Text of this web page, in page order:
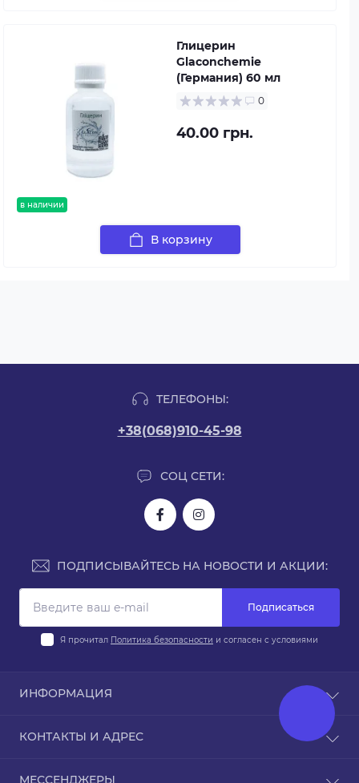
в наличии
Глицерин
Glaconchemie
(Германия) 60 мл
0
40.00 грн.
В корзину
ТЕЛЕФОНЫ:
+38(068)910-45-98
СОЦ СЕТИ:
ПОДПИСЫВАЙТЕСЬ НА НОВОСТИ И АКЦИИ:
Подписаться
Я прочитал Политика безопасности и согласен с условиями
ИНФОРМАЦИЯ
Политика безопасности
КОНТАКТЫ И АДРЕС
МЕССЕНДЖЕРЫ